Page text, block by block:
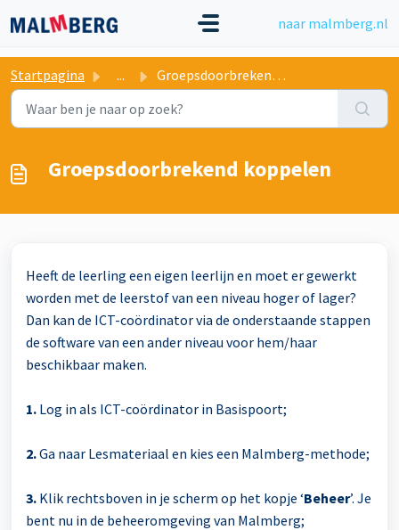
naar malmberg.nl
Startpagina ... Groepsdoorbrekend koppelen
Groepsdoorbrekend koppelen
Heeft de leerling een eigen leerlijn en moet er gewerkt
worden met de leerstof van een niveau hoger of lager?
Dan kan de ICT-coördinator via de onderstaande stappen
de software van een ander niveau voor hem/haar
beschikbaar maken.
1. Log in als ICT-coördinator in Basispoort;
2.Ga naar Lesmateriaal en kies een Malmberg-methode;
3. Klik rechtsboven in je scherm op het kopje ‘Beheer’. Je
bent nu in de beheeromgeving van Malmberg;